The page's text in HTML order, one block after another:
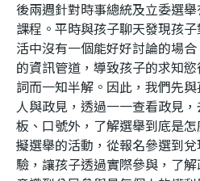
後兩週針對時事總統及立委選
課程。平時與孩子聊天發現孩
活中沒有一個能好好討論的場
的資訊管道，導致孩子的求知
詞而一知半解。因此，我們先
人與政見，透過一一查看政見
板、口號外，了解選舉到底是
擬選舉的活動，從報名參選到
驗，讓孩子透過實際參與，了